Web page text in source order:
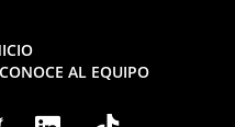
CONOCE AL EQUIPO